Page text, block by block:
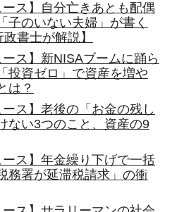
ース】自分亡きあとも配偶
子のいない夫婦」が書く
書士が解説】
ース】新NISAブームに踊ら
投資ゼロ」で資産を増や
は？
ース】老後の「お金の残し
ない3つのこと、資産の9
ース】年金繰り下げで一括
務署が延滞税請求」の衝